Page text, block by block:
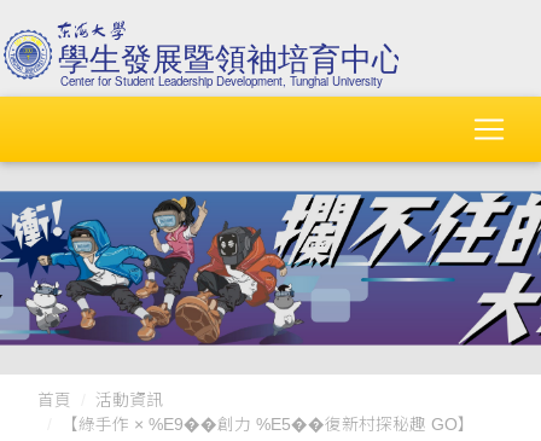
首頁
活動資訊
【綠手作 × %E9��創力 %E5��復新村探秘趣 GO】